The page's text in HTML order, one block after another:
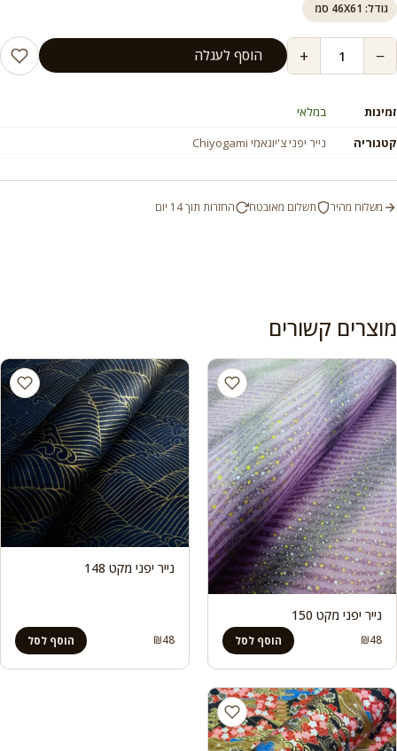
גודל: 46X61 סמ
−
+ הוסף לעגלה
זמינות
במלאי
קטגוריה
נייר יפני צ'יוגאמי Chiyogami
משלוח מהיר תשלום מאובטח החזרות תוך 14 יום
מוצרים קשורים
נייר יפני מקט 150
₪48 הוסף לסל
נייר יפני מקט 148
₪48 הוסף לסל